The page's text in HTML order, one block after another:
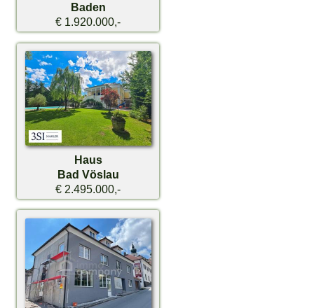
Baden
€ 1.920.000,-
Haus
Bad Vöslau
€ 2.495.000,-